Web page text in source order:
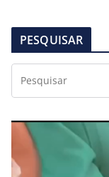
PESQUISAR